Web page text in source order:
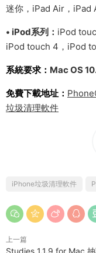
迷你，iPad Air，iPad
• iPod系列： iPod
iPod touch 4，iPod
系統要求： Mac OS
免費下載地址：
垃圾清理軟件
iPhone垃圾清理軟件
上一篇
Studies 1.1.9 for Mac